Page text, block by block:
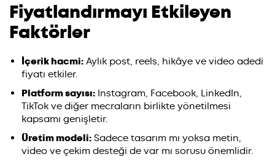
Fiyatlandırmayı Etkileyen
Faktörler
İçerik hacmi: Aylık post, reels, hikâye ve video adedi
fiyatı etkiler.
Platform sayısı: Instagram, Facebook, LinkedIn,
TikTok ve diğer mecraların birlikte yönetilmesi
kapsamı genişletir.
Üretim modeli: Sadece tasarım mı yoksa metin,
video ve çekim desteği de var mı sorusu önemlidir.